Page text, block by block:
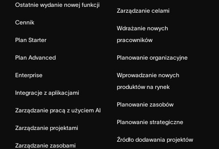
Ostatnie wydanie nowej funkcji
Cennik
Plan Starter
Plan Advanced
Enterprise
Integracje z aplikacjami
Zarządzanie pracą z użyciem AI
Zarządzanie projektami
Zarządzanie zasobami
Zarządzanie celami
Wdrażanie nowych
pracowników
Planowanie organizacyjne
Wprowadzanie nowych
produktów na rynek
Planowanie zasobów
Planowanie strategiczne
Źródło dodawania projektów